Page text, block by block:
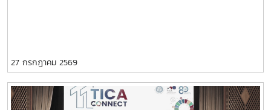
27 กรกฎาคม 2569